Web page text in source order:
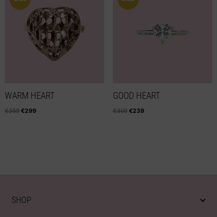
WARM HEART
€359 €299
GOOD HEART
€309 €239
SHOP